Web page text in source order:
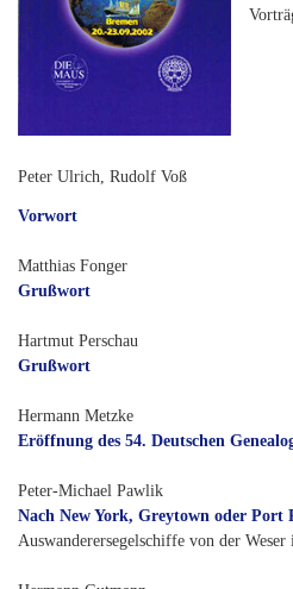
Peter Ulrich, Rudolf Voß
Vorwort
Matthias Fonger
Grußwort
Hartmut Perschau
Grußwort
Hermann Metzke
Eröffnung des 54. Deutschen
Peter-Michael Pawlik
Nach New York, Greytown oder Port
Auswanderersegelschiffe von der